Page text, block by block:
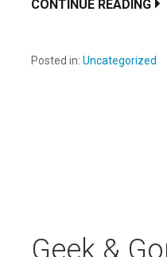
CONTINUE READING
Posted in: Uncategorized
Geek &